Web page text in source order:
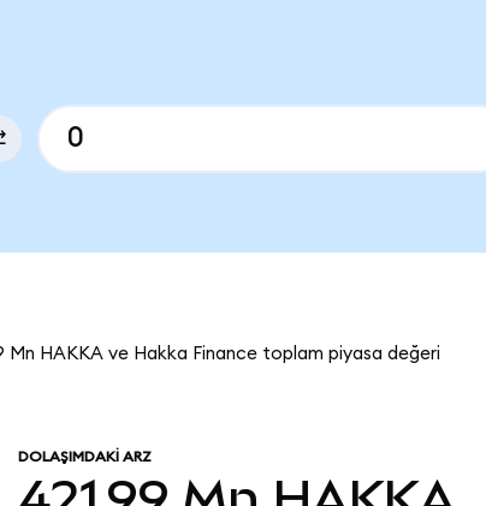
Mn HAKKA ve Hakka Finance toplam piyasa değeri
DOLAŞIMDAKI ARZ